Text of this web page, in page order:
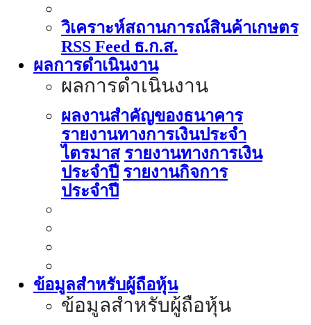
วิเคราะห์สถานการณ์สินค้าเกษตร
RSS Feed ธ.ก.ส.
ผลการดำเนินงาน
ผลการดำเนินงาน
ผลงานสำคัญของธนาคาร
รายงานทางการเงินประจำ
ไตรมาส รายงานทางการเงิน
ประจำปี รายงานกิจการ
ประจำปี
ข้อมูลสำหรับผู้ถือหุ้น
ข้อมูลสำหรับผู้ถือหุ้น